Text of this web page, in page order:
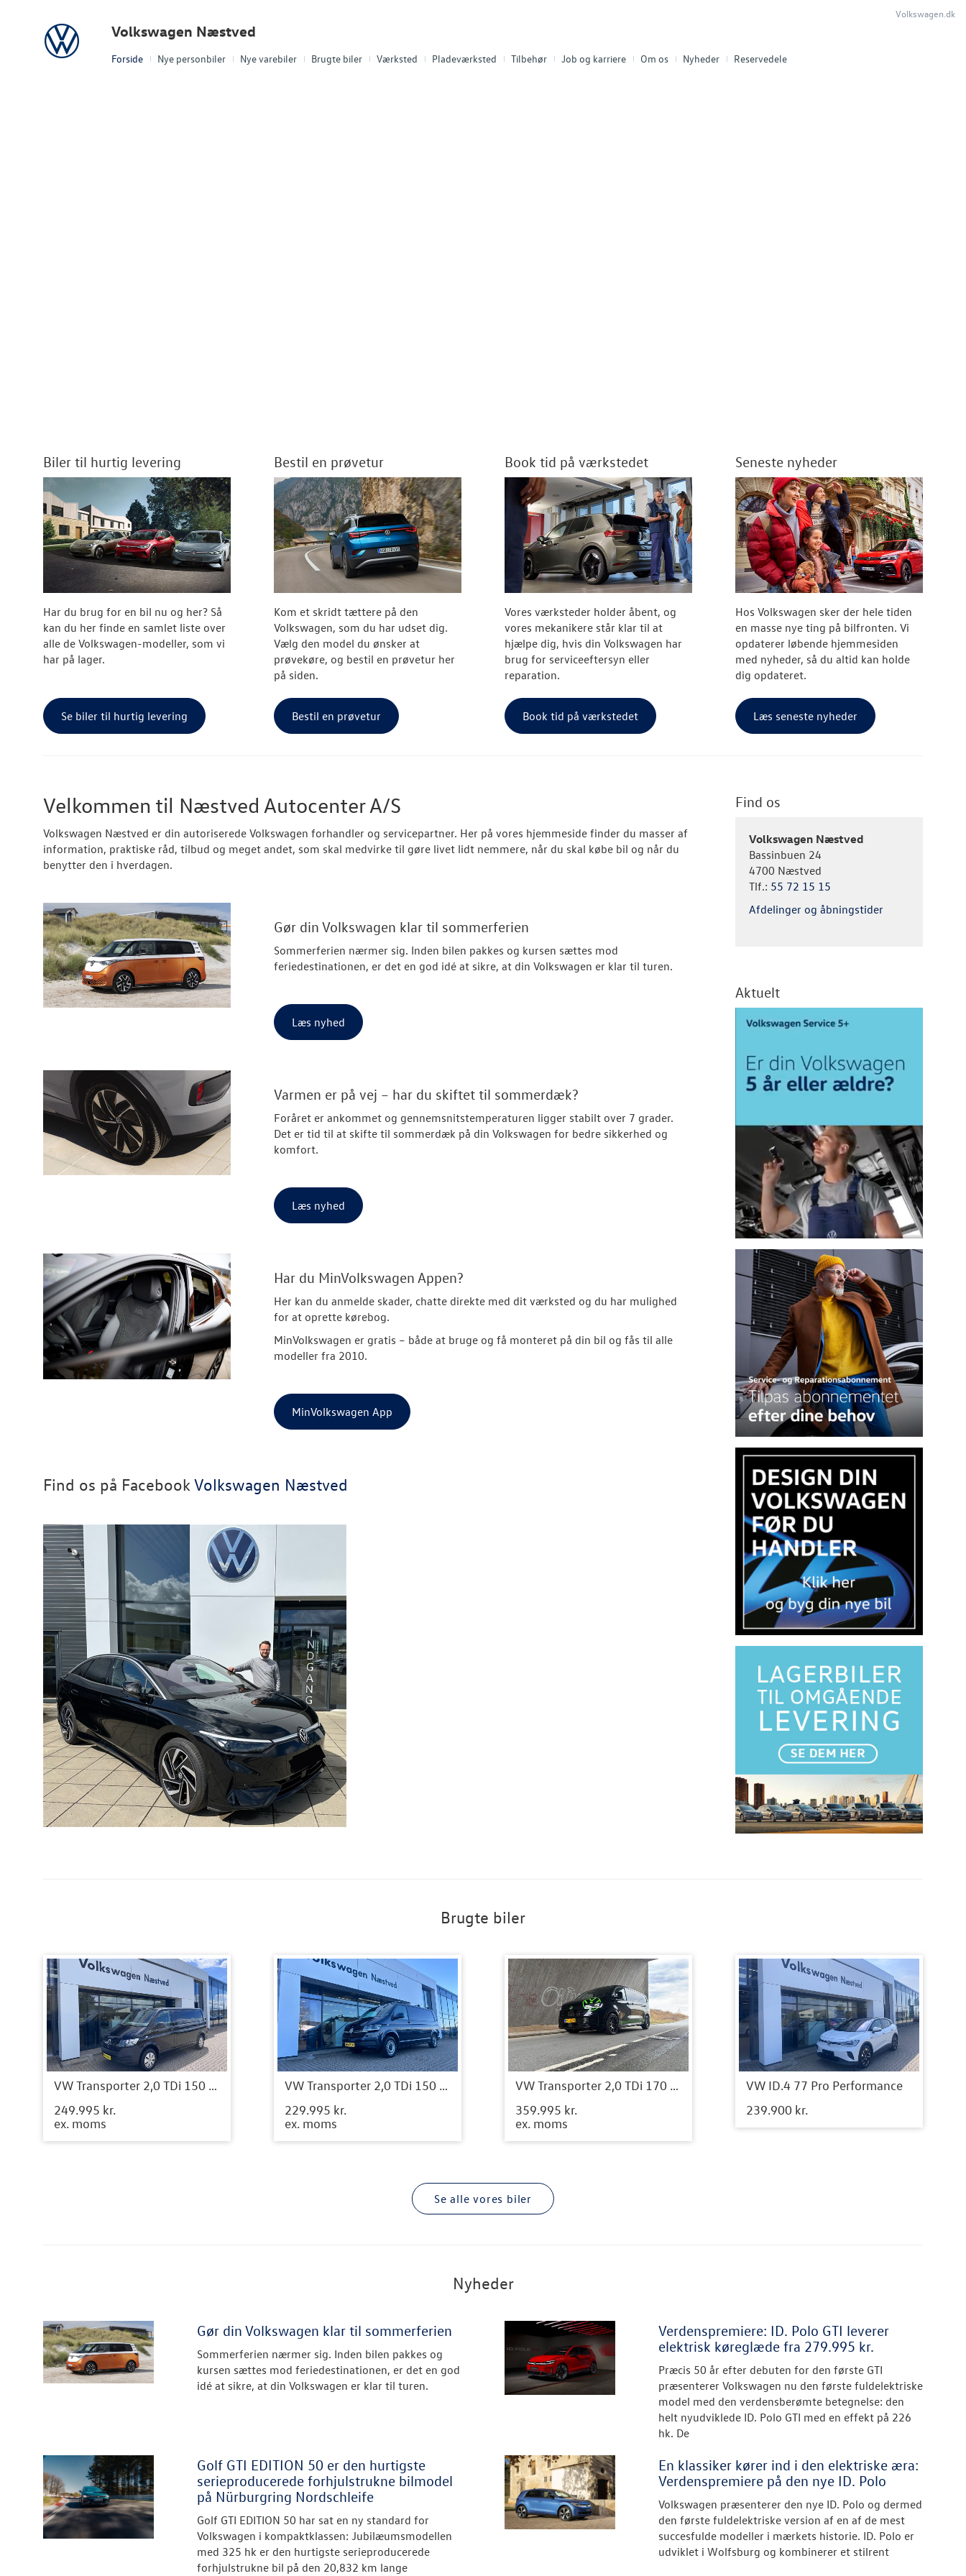
Forside Nye personbiler Nye varebiler Brugte biler Værksted Pladeværksted Tilbehør Job og karriere Om os Nyheder Reservedele
Volkswagen Volkswagen Næstved
Volkswagen.dk
Biler til hurtig levering
Har du brug for en bil nu og her? Så
kan du her finde en samlet liste over
alle de Volkswagen-modeller, som vi
har på lager.
Se biler til hurtig levering
Bestil en prøvetur
Kom et skridt tættere på den
Volkswagen, som du har udset dig.
Vælg den model du ønsker at
prøvekøre, og bestil en prøvetur her
på siden.
Bestil en prøvetur
Book tid på værkstedet
Vores værksteder holder åbent, og
vores mekanikere står klar til at
hjælpe dig, hvis din Volkswagen har
brug for serviceeftersyn eller
reparation.
Book tid på værkstedet
Seneste nyheder
Hos Volkswagen sker der hele tiden
en masse nye ting på bilfronten. Vi
opdaterer løbende hjemmesiden
med nyheder, så du altid kan holde
dig opdateret.
Læs seneste nyheder
Velkommen til Næstved Autocenter A/S
Volkswagen Næstved er din autoriserede Volkswagen forhandler og servicepartner. Her på vores hjemmeside finder du masser af
information, praktiske råd, tilbud og meget andet, som skal medvirke til gøre livet lidt nemmere, når du skal købe bil og når du
benytter den i hverdagen.
Gør din Volkswagen klar til sommerferien
Sommerferien nærmer sig. Inden bilen pakkes og kursen sættes mod
feriedestinationen, er det en god idé at sikre, at din Volkswagen er klar til turen.
Læs nyhed
Varmen er på vej – har du skiftet til sommerdæk?
Foråret er ankommet og gennemsnitstemperaturen ligger stabilt over 7 grader.
Det er tid til at skifte til sommerdæk på din Volkswagen for bedre sikkerhed og
komfort.
Læs nyhed
Har du MinVolkswagen Appen?
Her kan du anmelde skader, chatte direkte med dit værksted og du har mulighed
for at oprette kørebog.
MinVolkswagen er gratis – både at bruge og få monteret på din bil og fås til alle
modeller fra 2010.
MinVolkswagen App
Find os på Facebook Volkswagen Næstved
Find os
Volkswagen Næstved
Bassinbuen 24
4700 Næstved
Tlf.: 55 72 15 15
Afdelinger og åbningstider
Aktuelt
Brugte biler
VW Transporter 2,0 TDi 150 Kassevogn DSG lang
249.995 kr.
ex. moms
VW Transporter 2,0 TDi 150 Kassevogn DSG 4Motion lang
229.995 kr.
ex. moms
VW Transporter 2,0 TDi 170 Comfort Kassevogn aut. LWB
359.995 kr.
ex. moms
VW ID.4 77 Pro Performance
239.900 kr.
Se alle vores biler
Nyheder
Gør din Volkswagen klar til sommerferien
Sommerferien nærmer sig. Inden bilen pakkes og
kursen sættes mod feriedestinationen, er det en god
idé at sikre, at din Volkswagen er klar til turen.
Verdenspremiere: ID. Polo GTI leverer
elektrisk køreglæde fra 279.995 kr.
Præcis 50 år efter debuten for den første GTI
præsenterer Volkswagen nu den første fuldelektriske
model med den verdensberømte betegnelse: den
helt nyudviklede ID. Polo GTI med en effekt på 226
hk. De
Golf GTI EDITION 50 er den hurtigste
serieproducerede forhjulstrukne bilmodel
på Nürburgring Nordschleife
Golf GTI EDITION 50 har sat en ny standard for
Volkswagen i kompaktklassen: Jubilæumsmodellen
med 325 hk er den hurtigste serieproducerede
forhjulstrukne bil på den 20,832 km lange
En klassiker kører ind i den elektriske æra:
Verdenspremiere på den nye ID. Polo
Volkswagen præsenterer den nye ID. Polo og dermed
den første fuldelektriske version af en af de mest
succesfulde modeller i mærkets historie. ID. Polo er
udviklet i Wolfsburg og kombinerer et stilrent